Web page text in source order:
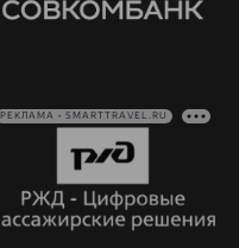
РЕКЛАМА • SMARTTRAVEL.RU